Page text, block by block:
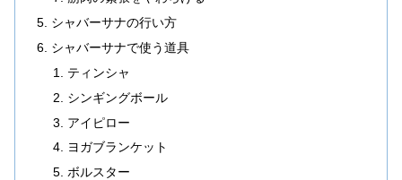
シャバーサナの行い方
シャバーサナで使う道具
ティンシャ
シンギングボール
アイピロー
ヨガブランケット
ボルスター